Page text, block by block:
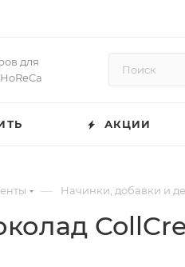
для
АКЦИИ
— Начинки, добавки и